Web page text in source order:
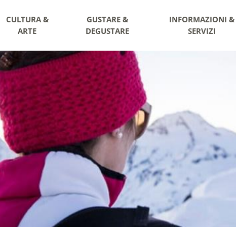
CULTURA &
ARTE
GUSTARE &
DEGUSTARE
INFORMAZIONI &
SERVIZI